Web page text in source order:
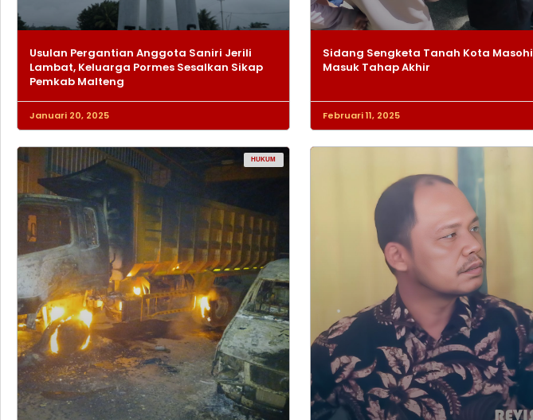
Usulan Pergantian Anggota Saniri Jerili
Lambat, Keluarga Pormes Sesalkan Sikap
Pemkab Malteng
Januari 20, 2025
Sidang Sengketa Tanah Kota Masohi
Masuk Tahap Akhir
Februari 11, 2025
HUKUM